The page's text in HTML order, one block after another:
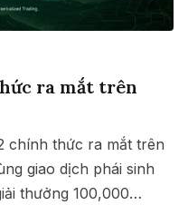
ra mắt trên
chính thức ra mắt trên
giao dịch phái sinh
thưởng 100,000
SaveCopy link